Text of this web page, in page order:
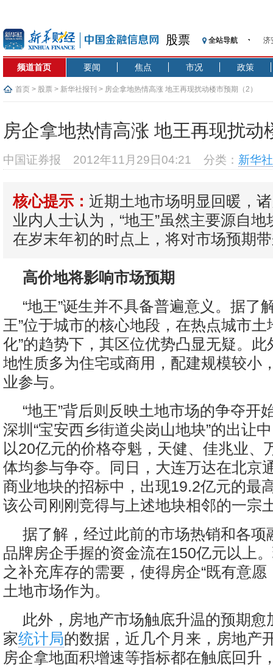
股票 全站导航
济
【
在
基
恒
频道首页 要闻 焦点 市况 政策
首页 > 股票 > 新华社报刊 > 房企拿地热情高涨 地王再现扰动楼市预期（2）
房企拿地热情高涨 地王再现扰动
中国证券报 2012年11月29日04:21 分类： 新华
核心提示： 近期土地市场明显回暖，诸
业内人士认为，“地王”虽然主要源自
在岁末年初的时点上，将对市场预期
高价地将影响市场预期
“地王”诞生并不具备普遍意义。据了
王”位于城市的核心地段，在热点城市土
化”的趋势下，其区位优势凸显无疑。此
地性质多为住宅或商用，配建规模较小
业参与。
“地王”背后则反映土地市场的争夺开
深圳“宝安西乡街道尖岗山地块”的出让
以20亿元的价格夺魁，天健、佳兆业、
体均参与争夺。同日，大连万达在北京
商业地块的招标中，出现19.2亿元的最
该公司刚刚竞得与上述地块相邻的一宗
据了解，经过此前的市场热销和各项
品牌房企手握的资金流在150亿元以上
之补充库存的需要，使得房企“既有意愿
土地市场作为。
此外，房地产市场触底升温的预期愈
家统计局的数据，近几个月来，房地产
房企拿地面积增速等指标都在触底回升